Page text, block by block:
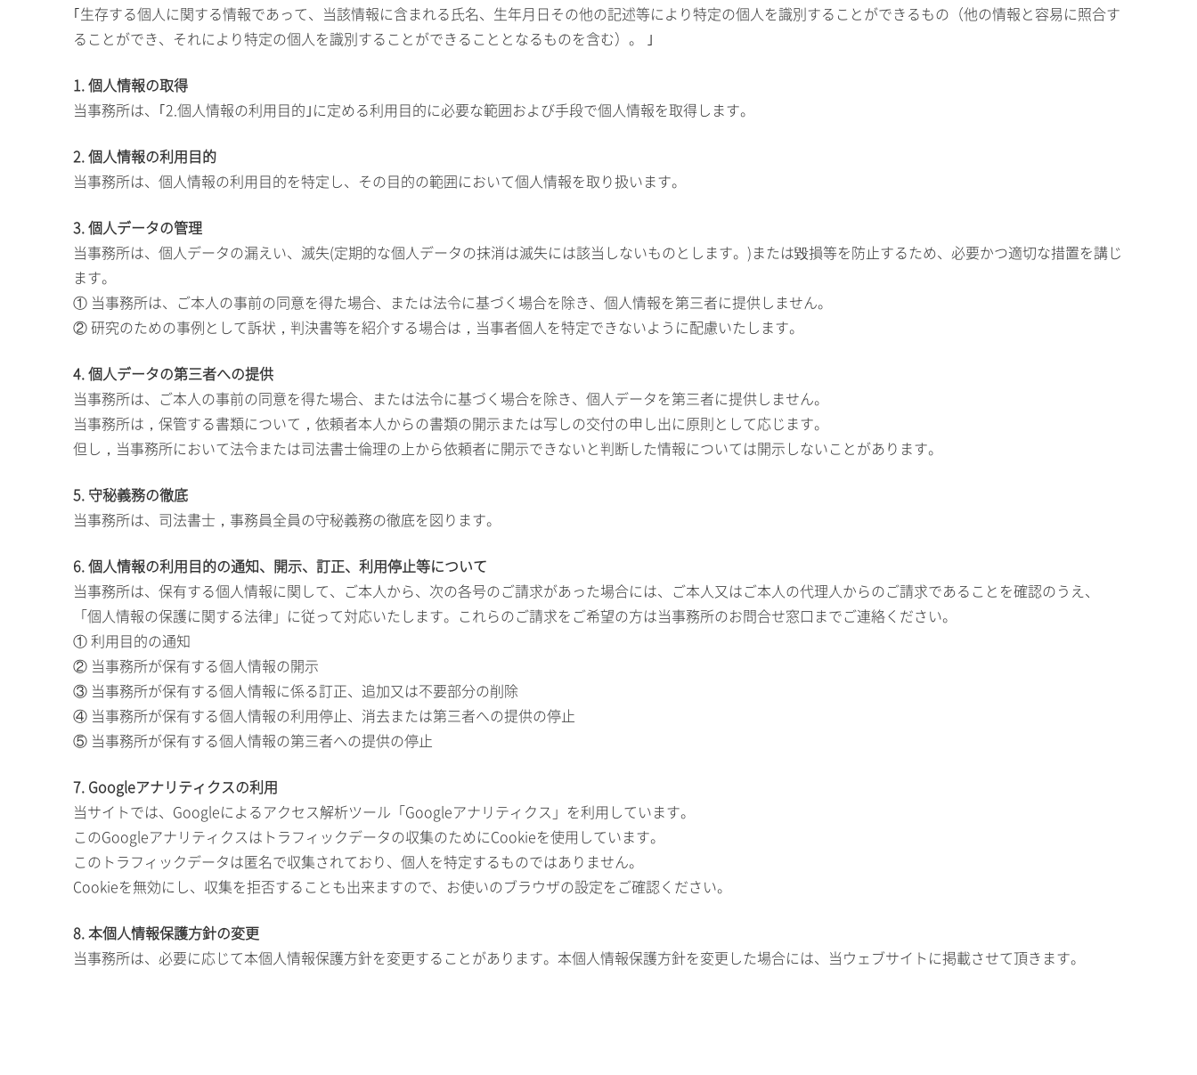
｢生存する個人に関する情報であって、当該情報に含まれる氏名、生年月日その他の記述等により特定の個人を識別することができるもの（他の情報と容易に照合す
ることができ、それにより特定の個人を識別することができることとなるものを含む）。 ｣
1. 個人情報の取得
当事務所は、｢2.個人情報の利用目的｣に定める利用目的に必要な範囲および手段で個人情報を取得します。
2. 個人情報の利用目的
当事務所は、個人情報の利用目的を特定し、その目的の範囲において個人情報を取り扱います。
3. 個人データの管理
当事務所は、個人データの漏えい、滅失(定期的な個人データの抹消は滅失には該当しないものとします。)または毀損等を防止するため、必要かつ適切な措置を講じ
ます。
① 当事務所は、ご本人の事前の同意を得た場合、または法令に基づく場合を除き、個人情報を第三者に提供しません。
② 研究のための事例として訴状，判決書等を紹介する場合は，当事者個人を特定できないように配慮いたします。
4. 個人データの第三者への提供
当事務所は、ご本人の事前の同意を得た場合、または法令に基づく場合を除き、個人データを第三者に提供しません。
当事務所は，保管する書類について，依頼者本人からの書類の開示または写しの交付の申し出に原則として応じます。
但し，当事務所において法令または司法書士倫理の上から依頼者に開示できないと判断した情報については開示しないことがあります。
5. 守秘義務の徹底
当事務所は、司法書士，事務員全員の守秘義務の徹底を図ります。
6. 個人情報の利用目的の通知、開示、訂正、利用停止等について
当事務所は、保有する個人情報に関して、ご本人から、次の各号のご請求があった場合には、ご本人又はご本人の代理人からのご請求であることを確認のうえ、
「個人情報の保護に関する法律」に従って対応いたします。これらのご請求をご希望の方は当事務所のお問合せ窓口までご連絡ください。
① 利用目的の通知
② 当事務所が保有する個人情報の開示
③ 当事務所が保有する個人情報に係る訂正、追加又は不要部分の削除
④ 当事務所が保有する個人情報の利用停止、消去または第三者への提供の停止
⑤ 当事務所が保有する個人情報の第三者への提供の停止
7. Googleアナリティクスの利用
当サイトでは、Googleによるアクセス解析ツール「Googleアナリティクス」を利用しています。
このGoogleアナリティクスはトラフィックデータの収集のためにCookieを使用しています。
このトラフィックデータは匿名で収集されており、個人を特定するものではありません。
Cookieを無効にし、収集を拒否することも出来ますので、お使いのブラウザの設定をご確認ください。
8. 本個人情報保護方針の変更
当事務所は、必要に応じて本個人情報保護方針を変更することがあります。本個人情報保護方針を変更した場合には、当ウェブサイトに掲載させて頂きます。